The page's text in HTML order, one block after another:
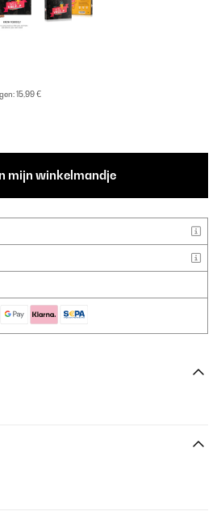
15,99 €
mijn winkelmandje